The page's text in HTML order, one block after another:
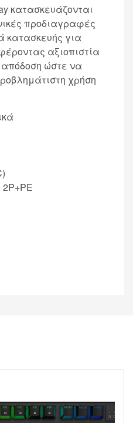
κατασκευάζονται
προδιαγραφές
κατασκευής για
αξιοπιστία
απόδοση ώστε να
χρήση
2P+PE